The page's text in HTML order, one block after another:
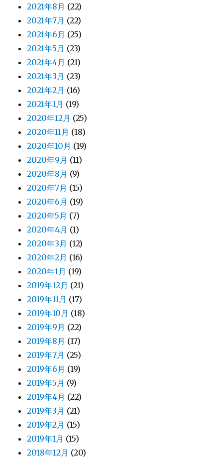
2021年8月 (22)
2021年7月 (22)
2021年6月 (25)
2021年5月 (23)
2021年4月 (21)
2021年3月 (23)
2021年2月 (16)
2021年1月 (19)
2020年12月 (25)
2020年11月 (18)
2020年10月 (19)
2020年9月 (11)
2020年8月 (9)
2020年7月 (15)
2020年6月 (19)
2020年5月 (7)
2020年4月 (1)
2020年3月 (12)
2020年2月 (16)
2020年1月 (19)
2019年12月 (21)
2019年11月 (17)
2019年10月 (18)
2019年9月 (22)
2019年8月 (17)
2019年7月 (25)
2019年6月 (19)
2019年5月 (9)
2019年4月 (22)
2019年3月 (21)
2019年2月 (15)
2019年1月 (15)
2018年12月 (20)